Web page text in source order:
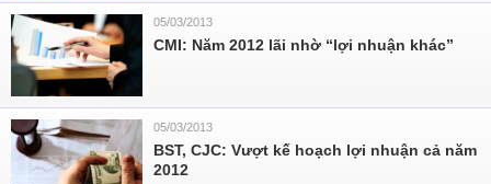
05/03/2013
CMI: Năm 2012 lãi nhờ “lợi nhuận khác”
05/03/2013
BST, CJC: Vượt kế hoạch lợi nhuận cả năm
2012